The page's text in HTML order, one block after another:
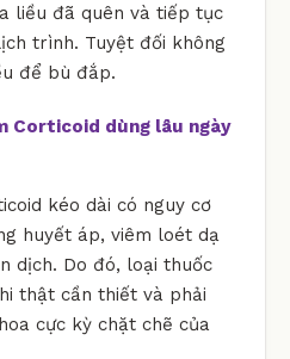
liều đã quên và tiếp tục
trình. Tuyệt đối không
để bù đắp.
Corticoid dùng lâu ngày
kéo dài có nguy cơ
huyết áp, viêm loét dạ
dịch. Do đó, loại thuốc
thật cần thiết và phải
cực kỳ chặt chẽ của